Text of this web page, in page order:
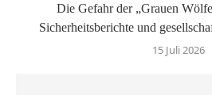
Die Gefahr der „Grauen
Sicherheitsberichte und
15 Juli 2026